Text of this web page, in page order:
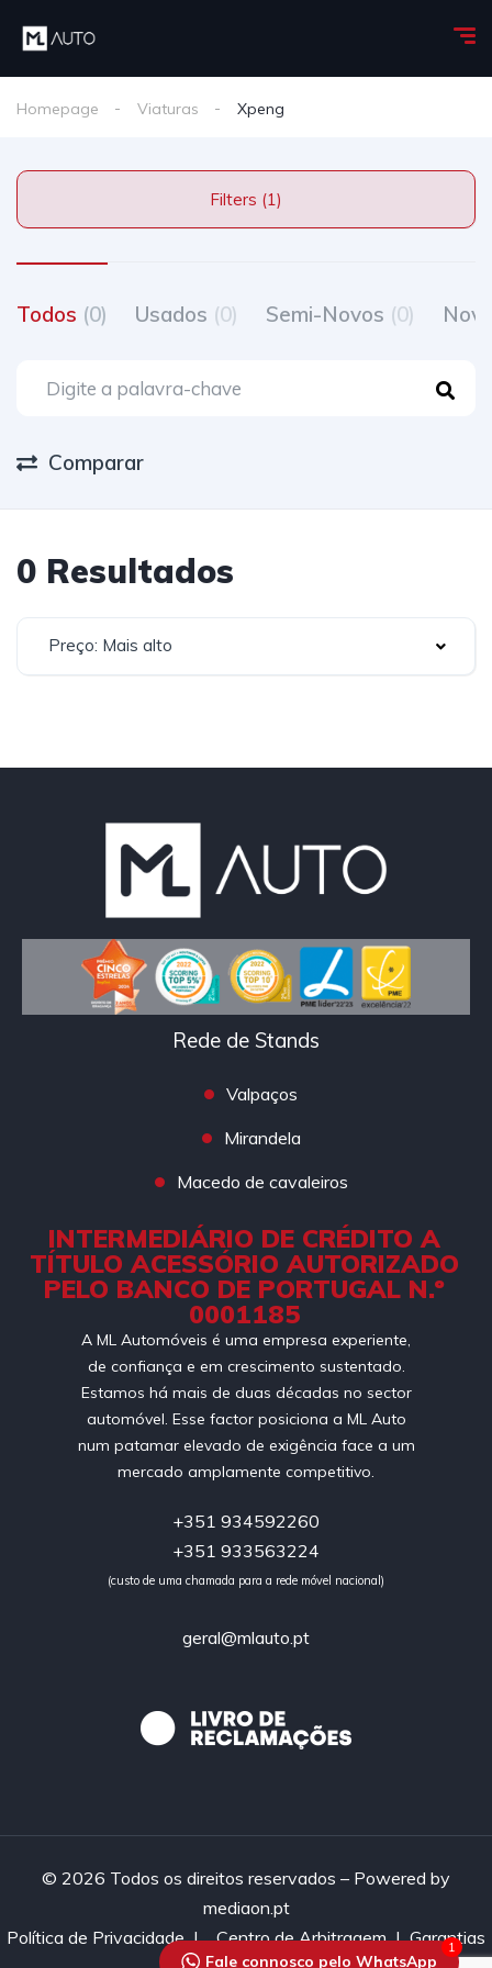
Homepage Viaturas Xpeng
Filters (1)
Todos (0) Usados (0) Semi-Novos (0)
Comparar
0 Resultados
Preço: Mais alto
Rede de Stands
Valpaços
Mirandela
Macedo de cavaleiros
INTERMEDIÁRIO DE CRÉDITO A
TÍTULO ACESSÓRIO AUTORIZADO
PELO BANCO DE PORTUGAL N.º
0001185
A ML Automóveis é uma empresa experiente,
de confiança e em crescimento sustentado.
Estamos há mais de duas décadas no sector
automóvel. Esse factor posiciona a ML Auto
num patamar elevado de exigência face a um
mercado amplamente competitivo.
+351 934592260
+351 933563224
(custo de uma chamada para a rede móvel nacional)
geral@mlauto.pt
© 2026 Todos os direitos reservados – Powered by
mediaon.pt
Política de Privacidade|Centro de Arbitragem |Garantias
Fale connosco pelo WhatsApp
1